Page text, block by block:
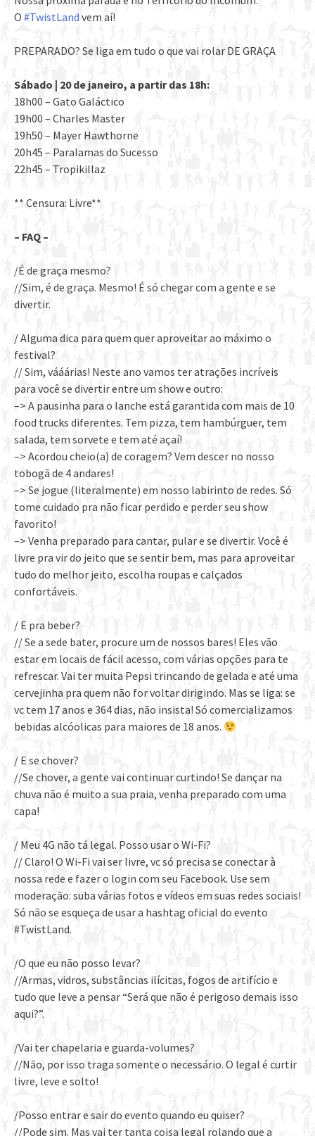
O #TwistLand vem aí!
PREPARADO? Se liga em tudo o que vai rolar DE GRAÇA
Sábado | 20 de janeiro, a partir das 18h:
18h00 – Gato Galáctico
19h00 – Charles Master
19h50 – Mayer Hawthorne
20h45 – Paralamas do Sucesso
22h45 – Tropikillaz
** Censura: Livre**
– FAQ –
/É de graça mesmo?
//Sim, é de graça. Mesmo! É só chegar com a gente e se
divertir.
/ Alguma dica para quem quer aproveitar ao máximo o
festival?
// Sim, vááárias! Neste ano vamos ter atrações incríveis
para você se divertir entre um show e outro:
–> A pausinha para o lanche está garantida com mais de 10
food trucks diferentes. Tem pizza, tem hambúrguer, tem
salada, tem sorvete e tem até açaí!
–> Acordou cheio(a) de coragem? Vem descer no nosso
tobogã de 4 andares!
–> Se jogue (literalmente) em nosso labirinto de redes. Só
tome cuidado pra não ficar perdido e perder seu show
favorito!
–> Venha preparado para cantar, pular e se divertir. Você é
livre pra vir do jeito que se sentir bem, mas para aproveitar
tudo do melhor jeito, escolha roupas e calçados
confortáveis.
/ E pra beber?
// Se a sede bater, procure um de nossos bares! Eles vão
estar em locais de fácil acesso, com várias opções para te
refrescar. Vai ter muita Pepsi trincando de gelada e até uma
cervejinha pra quem não for voltar dirigindo. Mas se liga: se
vc tem 17 anos e 364 dias, não insista! Só comercializamos
bebidas alcóolicas para maiores de 18 anos.
/ E se chover?
//Se chover, a gente vai continuar curtindo! Se dançar na
chuva não é muito a sua praia, venha preparado com uma
capa!
/ Meu 4G não tá legal. Posso usar o Wi-Fi?
// Claro! O Wi-Fi vai ser livre, vc só precisa se conectar à
nossa rede e fazer o login com seu Facebook. Use sem
moderação: suba várias fotos e vídeos em suas redes sociais!
Só não se esqueça de usar a hashtag oficial do evento
#TwistLand.
/O que eu não posso levar?
//Armas, vidros, substâncias ilícitas, fogos de artifício e
tudo que leve a pensar “Será que não é perigoso demais isso
aqui?”.
/Vai ter chapelaria e guarda-volumes?
//Não, por isso traga somente o necessário. O legal é curtir
livre, leve e solto!
/Posso entrar e sair do evento quando eu quiser?
//Pode sim. Mas vai ter tanta coisa legal rolando que a